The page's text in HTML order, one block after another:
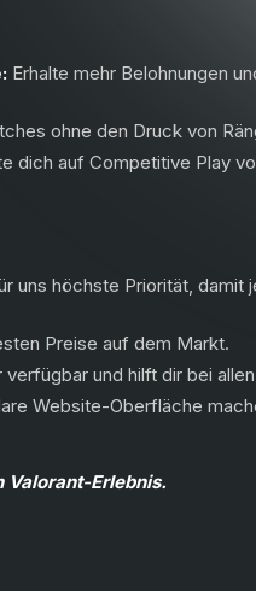
Erhalte mehr Belohnungen
ohne den Druck von
dich auf Competitive Play
uns höchste Priorität,
Preise auf dem Markt.
und hilft dir bei
Website-Oberfläche
Valorant-Erlebnis.